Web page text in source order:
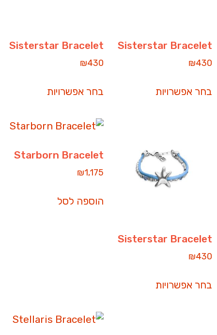
Sisterstar Bracelet
₪430
בחר אפשרויות
Sisterstar Bracelet
₪430
בחר אפשרויות
Sisterstar Bracelet
₪430
בחר אפשרויות
Starborn Bracelet
₪1,175
הוספה לסל